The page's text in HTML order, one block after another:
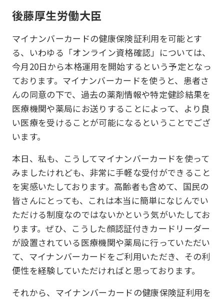
後藤厚生労働大臣
マイナンバーカードの健康保険証利用を可能とす
る、いわゆる「オンライン資格確認」については、
今月20日から本格運用を開始するという予定となっ
ております。マイナンバーカードを使うと、患者さ
んの同意の下で、過去の薬剤情報や特定健診結果を
医療機関や薬局にお送りすることによって、より良
い医療を受けることが可能になるということでござ
います。
本日、私も、こうしてマイナンバーカードを使って
みましたけれども、非常に手軽な受付ができること
を実感いたしております。高齢者も含めて、国民の
皆さんにとっても、これは本当に簡単になじんでい
ただける制度なのではないかという気がいたしてお
ります。ぜひ、こうした顔認証付きカードリーダー
が設置されている医療機関や薬局に行っていただい
て、マイナンバーカードをご利用いただき、その利
便性を経験していただければと思っております。
それから、マイナンバーカードの健康保険証利用を